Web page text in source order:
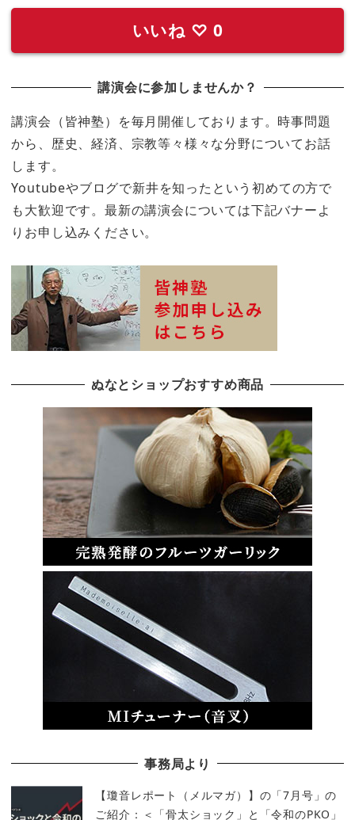
いいね ♡ 0
講演会に参加しませんか？
講演会（皆神塾）を毎月開催しております。時事問題
から、歴史、経済、宗教等々様々な分野についてお話
します。
Youtubeやブログで新井を知ったという初めての方で
も大歓迎です。最新の講演会については下記バナーよ
りお申し込みください。
ぬなとショップおすすめ商品
事務局より
【瓊音レポート（メルマガ）】の「7月号」の
ご紹介：＜「骨太ショック」と「令和のPKO」